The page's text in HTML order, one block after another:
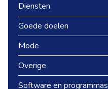
Diensten
Goede doelen
Mode
Overige
Software en programmas